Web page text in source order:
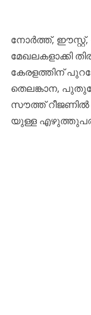
നോർത്ത്, ഈസ്റ്റ്,
മേഖലകളാക്കി
കേരളത്തിന്
തെലങ്കാന,
സൗത്ത് റീജണിൽ
യുള്ള